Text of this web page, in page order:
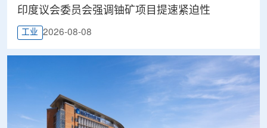
印度议会委员会强调铀矿项目提速紧迫性
工业 2026-08-08